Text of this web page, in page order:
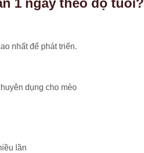
1 ngày theo độ tuổi?
nhất để phát triển.
dụng cho mèo
lần